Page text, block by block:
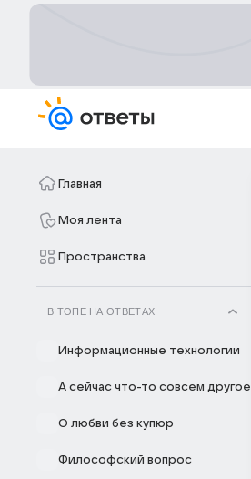
Главная
Моя лента
Пространства
В ТОПЕ НА ОТВЕТАХ
Информационные технологии
А сейчас что-то совсем другое
О любви без купюр
Философский вопрос